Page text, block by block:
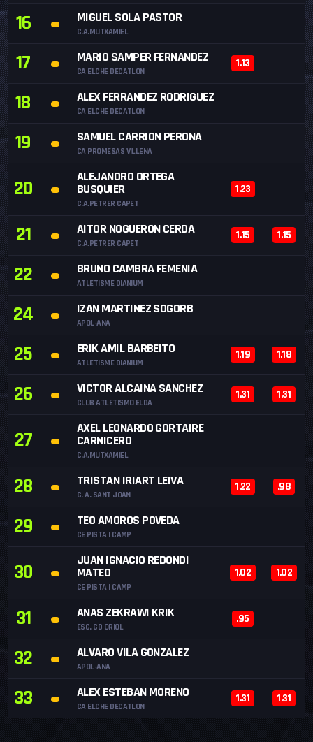
16 MIGUEL SOLA PASTOR
C.A.MUTXAMIEL
17 MARIO SAMPER FERNANDEZ
CA ELCHE DECATLON
1.13
18 ALEX FERRANDEZ RODRIGUEZ
CA ELCHE DECATLON
19 SAMUEL CARRION PERONA
CA PROMESAS VILLENA
20 ALEJANDRO ORTEGA
BUSQUIER
C.A.PETRER CAPET
1.23
21 AITOR NOGUERON CERDA
C.A.PETRER CAPET
1.15 1.15
22 BRUNO CAMBRA FEMENIA
ATLETISME DIANIUM
24 IZAN MARTINEZ SOGORB
APOL-ANA
25 ERIK AMIL BARBEITO
ATLETISME DIANIUM
1.19 1.18
26 VICTOR ALCAINA SANCHEZ
CLUB ATLETISMO ELDA
1.31 1.31
27 AXEL LEONARDO GORTAIRE
CARNICERO
C.A.MUTXAMIEL
28 TRISTAN IRIART LEIVA
C. A. SANT JOAN
1.22 .98
29 TEO AMOROS POVEDA
CE PISTA I CAMP
30 JUAN IGNACIO REDONDI
MATEO
CE PISTA I CAMP
1.02 1.02
31 ANAS ZEKRAWI KRIK
ESC. CD ORIOL
.95
32 ALVARO VILA GONZALEZ
APOL-ANA
33 ALEX ESTEBAN MORENO
CA ELCHE DECATLON
1.31 1.31